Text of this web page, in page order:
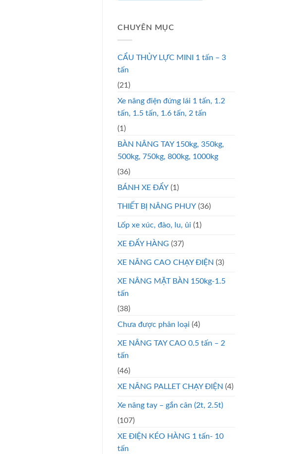
CHUYÊN MỤC
CẨU THỦY LỰC MINI 1 tấn – 3
tấn
(21)
Xe nâng điện đứng lái 1 tấn, 1.2
tấn, 1.5 tấn, 1.6 tấn, 2 tấn
(1)
BÀN NÂNG TAY 150kg, 350kg,
500kg, 750kg, 800kg, 1000kg
(36)
BÁNH XE ĐẨY (1)
THIẾT BỊ NÂNG PHUY (36)
Lốp xe xúc, đào, lu, ủi (1)
XE ĐẨY HÀNG (37)
XE NÂNG CAO CHẠY ĐIỆN (3)
XE NÂNG MẶT BÀN 150kg-1.5
tấn
(38)
Chưa được phân loại (4)
XE NÂNG TAY CAO 0.5 tấn – 2
tấn
(46)
XE NÂNG PALLET CHẠY ĐIỆN (4)
Xe nâng tay – gắn cân (2t, 2.5t)
(107)
XE ĐIỆN KÉO HÀNG 1 tấn- 10
tấn